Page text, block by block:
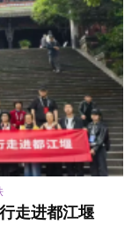
走进都江堰